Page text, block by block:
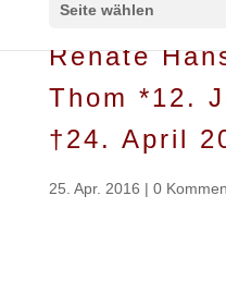
Seite wählen
Renate
Thom *12.
†24. April
25. Apr. 2016 | 0